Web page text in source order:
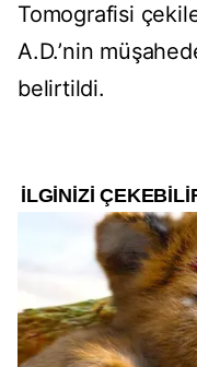
Tomografisi
A.D.’nin
belirtildi.